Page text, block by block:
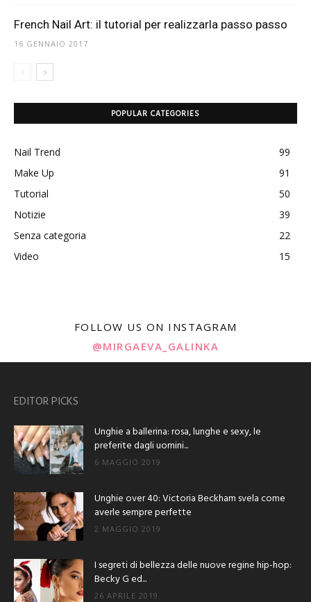
French Nail Art: il tutorial per realizzarla passo passo
16 GENNAIO 2017
POPULAR CATEGORIES
Nail Trend
99
Make Up
91
Tutorial
50
Notizie
39
Senza categoria
22
Video
15
FOLLOW US ON INSTAGRAM
@MIRGAEVA_GALINKA
EDITOR PICKS
Unghie a ballerina: rosa, lunghe e sexy, le
preferite dagli uomini...
6 MAGGIO 2019
Unghie over 40: Victoria Beckham svela come
averle sempre perfette
2 MAGGIO 2019
I segreti di bellezza delle nuove regine hip-hop:
Becky G ed...
26 APRILE 2019